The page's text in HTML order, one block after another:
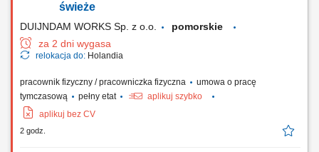
świeże
DUIJNDAM WORKS Sp. z o.o.
pomorskie
za 2 dni wygasa
relokacja do: Holandia
pracownik fizyczny / pracowniczka fizyczna
umowa o pracę
tymczasową
pełny etat
aplikuj szybko
aplikuj bez CV
2 godz.